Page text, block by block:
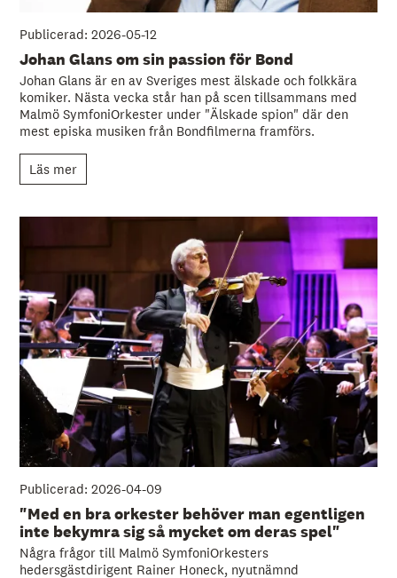
Publicerad: 2026-05-12
Johan Glans om sin passion för Bond
Johan Glans är en av Sveriges mest älskade och folkkära
komiker. Nästa vecka står han på scen tillsammans med
Malmö SymfoniOrkester under "Älskade spion" där den
mest episka musiken från Bondfilmerna framförs.
Läs mer
Publicerad: 2026-04-09
"Med en bra orkester behöver man egentligen
inte bekymra sig så mycket om deras spel"
Några frågor till Malmö SymfoniOrkesters
hedersgästdirigent Rainer Honeck, nyutnämnd